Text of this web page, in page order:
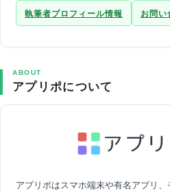
執筆者プロフィール情報 お問い
ABOUT
アプリポについて
アプリポはスマホ端末や有名アプリ